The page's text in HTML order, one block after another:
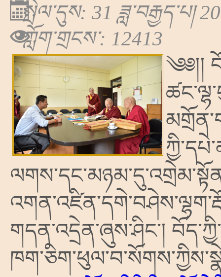
སྤེལ་དུས: 31 ཟླ་བརྒྱད་པ།
ཀློག་གྲངས་: 12413
༄༅།།
གདན་འདྲེན་ཞུས་ཤིང་།